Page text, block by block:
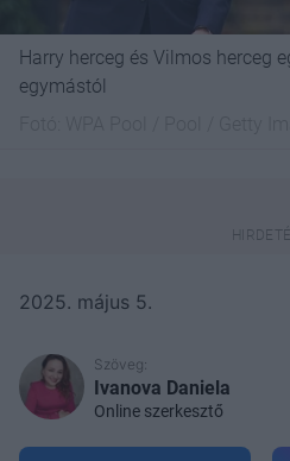
Harry herceg és Vilmos herceg
egymástól
2025. május 5.
Szöveg:
Ivanova Daniela
Online szerkesztő